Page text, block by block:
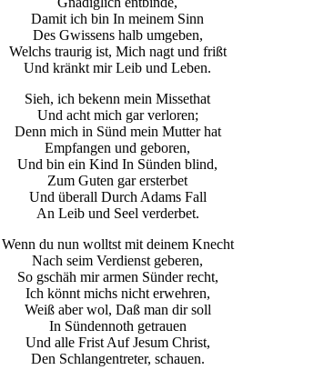
Damit ich bin In meinem Sinn
Des Gwissens halb umgeben,
Welchs traurig ist, Mich nagt und frißt
Und kränkt mir Leib und Leben.
Sieh, ich bekenn mein Missethat
Und acht mich gar verloren;
Denn mich in Sünd mein Mutter hat
Empfangen und geboren,
Und bin ein Kind In Sünden blind,
Zum Guten gar ersterbet
Und überall Durch Adams Fall
An Leib und Seel verderbet.
Wenn du nun wolltst mit deinem Knecht
Nach seim Verdienst geberen,
So gschäh mir armen Sünder recht,
Ich könnt michs nicht erwehren,
Weiß aber wol, Daß man dir soll
In Sündennoth getrauen
Und alle Frist Auf Jesum Christ,
Den Schlangentreter, schauen.